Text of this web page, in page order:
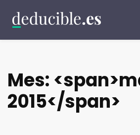
Mes:
2015</span>